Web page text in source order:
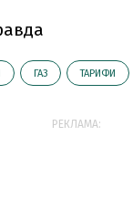
ГАЗ ТАРИФИ
РЕКЛАМА: